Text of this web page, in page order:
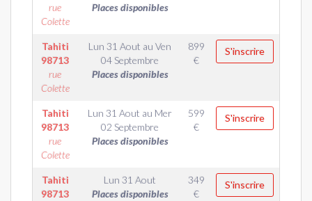
rue
Colette
Places disponibles
Tahiti
98713
rue
Colette
Lun 31 Aout au Ven
04 Septembre
Places disponibles
899
€
S'inscrire
Tahiti
98713
rue
Colette
Lun 31 Aout au Mer
02 Septembre
Places disponibles
599
€
S'inscrire
Tahiti
98713
Lun 31 Aout
Places disponibles
349
€
S'inscrire